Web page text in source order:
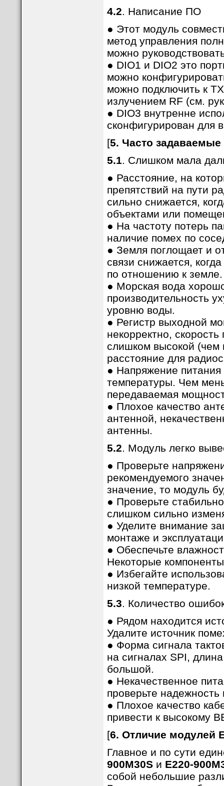
4.2. Написание ПО
● Этот модуль
метод управления
можно
● DIO1 и DIO2 это
можно
можно подключить к
излучением RF (см.
● DIO3 внутренне
сконфигурирован для
[5. Часто
5.1. Слишком мала
● Расстояние, на
препятствий на пути
сильно снижается,
объектами или
● На частоту потерь
наличие помех по
● Земля поглощает и
связи снижается,
по отношению к земле.
● Морская вода
производительность
уровню воды.
● Регистр выходной
некорректно,
слишком высокой
расстояние для
● Напряжение
температуры. Чем
передаваемая
● Плохое качество
антенной,
антенны.
5.2. Модуль легко
● Проверьте
рекомендуемого
значение, то модуль
● Проверьте
слишком сильно
● Уделите внимание
монтаже и
● Обеспечьте
Некоторые
● Избегайте
низкой температуре.
5.3. Количество
● Рядом находится
Удалите источник
● Форма сигнала
на сигналах SPI,
большой.
● Некачественное
проверьте надежность
● Плохое качество
привести к высокому
[6. Отличие модулей
Главное и по сути
900M30S и E220-
собой небольшие